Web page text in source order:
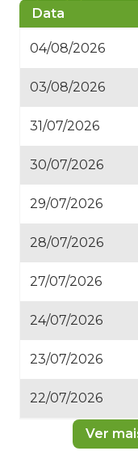
Data
04/08/2026
03/08/2026
31/07/2026
30/07/2026
29/07/2026
28/07/2026
27/07/2026
24/07/2026
23/07/2026
22/07/2026
Ver